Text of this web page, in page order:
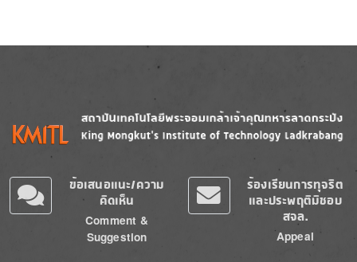
Image
ข้อเสนอแนะ/ความ
คิดเห็น
Comment &
Suggestion
ร้องเรียนการทุจริต
และประพฤติมิชอบ
สจล.
Appeal